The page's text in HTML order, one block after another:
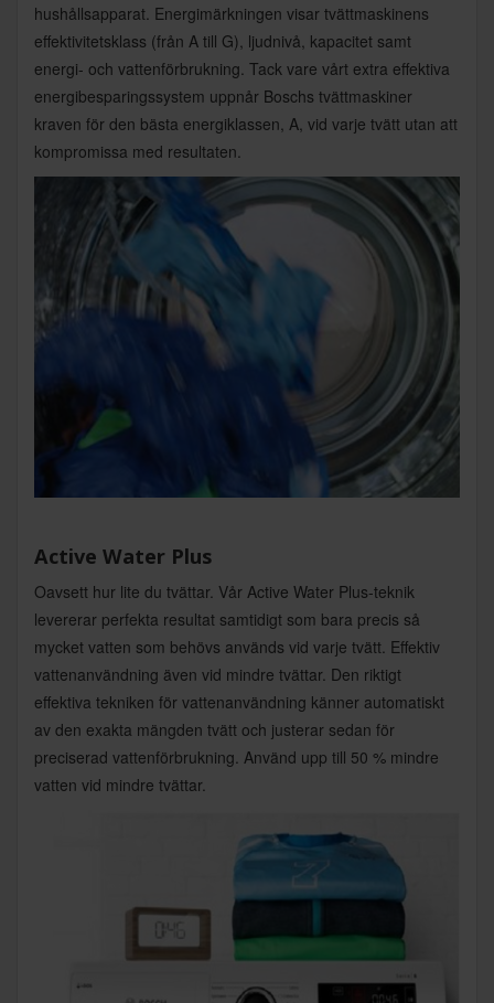
hushållsapparat. Energimärkningen visar tvättmaskinens
effektivitetsklass (från A till G), ljudnivå, kapacitet samt
energi- och vattenförbrukning. Tack vare vårt extra effektiva
energibesparingssystem uppnår Boschs tvättmaskiner
kraven för den bästa energiklassen, A, vid varje tvätt utan att
kompromissa med resultaten.
Active Water Plus
Oavsett hur lite du tvättar. Vår Active Water Plus-teknik
levererar perfekta resultat samtidigt som bara precis så
mycket vatten som behövs används vid varje tvätt. Effektiv
vattenanvändning även vid mindre tvättar. Den riktigt
effektiva tekniken för vattenanvändning känner automatiskt
av den exakta mängden tvätt och justerar sedan för
preciserad vattenförbrukning. Använd upp till 50 % mindre
vatten vid mindre tvättar.